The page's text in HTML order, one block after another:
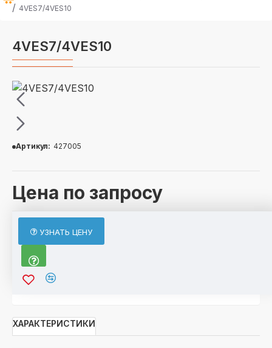
4VES7/4VES10
4VES7/4VES10
Цена по запросу
Артикул: 427005
УЗНАТЬ ЦЕНУ
ОПИСАНИЕ
4VES7/4VES10
ХАРАКТЕРИСТИКИ